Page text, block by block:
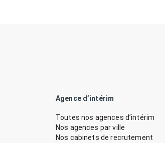
Agence d’intérim
Toutes nos agences d’intérim
Nos agences par ville
Nos cabinets de recrutement